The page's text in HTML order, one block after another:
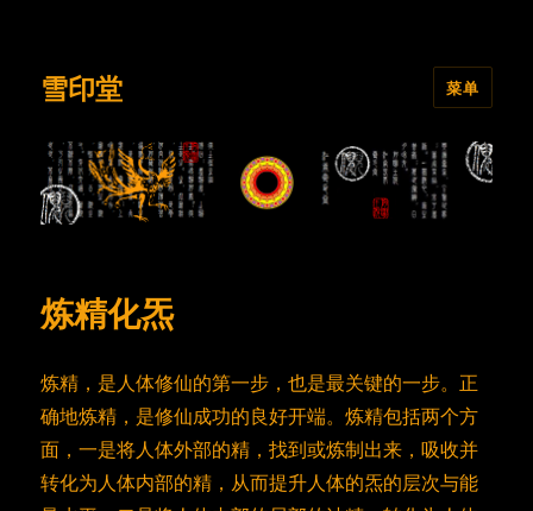
雪印堂 菜单
炼精化炁
炼精，是人体修仙的第一步，也是最关键的一步。正
确地炼精，是修仙成功的良好开端。炼精包括两个方
面，一是将人体外部的精，找到或炼制出来，吸收并
转化为人体内部的精，从而提升人体的炁的层次与能